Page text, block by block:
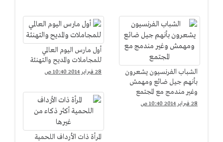
الشباب الفرنسيون يشعرون
بأنهم جيل ضائع ومهمش
وغير مندمج مع المجتمع
28 فبراير 2014 10:40 ص
أول مارس اليوم العالمي
للمجاملات والمديح والتهنئة
28 فبراير 2014 10:40 ص
المرأة ذات الأرداف اللحمية